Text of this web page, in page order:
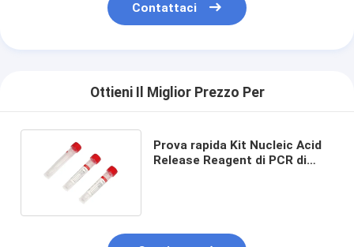
Contattaci
Ottieni Il Miglior Prezzo Per
Prova rapida Kit Nucleic Acid
Release Reagent di PCR di